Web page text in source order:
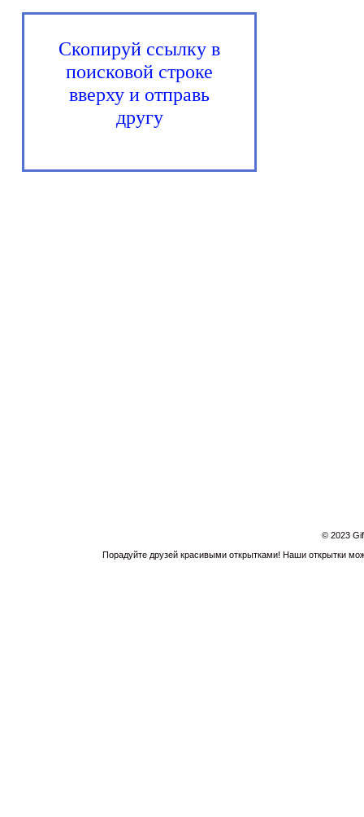
Скопируй ссылку в
поисковой строке
вверху и отправь
другу
© 2023
Порадуйте друзей красивыми открытками! Наши открытки